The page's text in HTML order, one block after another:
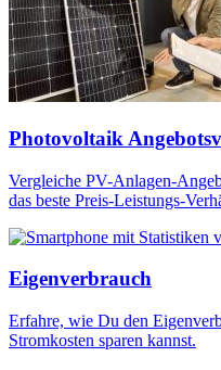
Photovoltaik
Vergleiche PV-Anlagen-
das beste Preis-Leistungs-
Eigenverbrauch
Erfahre, wie Du den
Stromkosten sparen kannst.